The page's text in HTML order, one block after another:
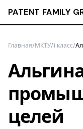
PATENT FAMILY
Главная/МКТУ/1 класс/
целей